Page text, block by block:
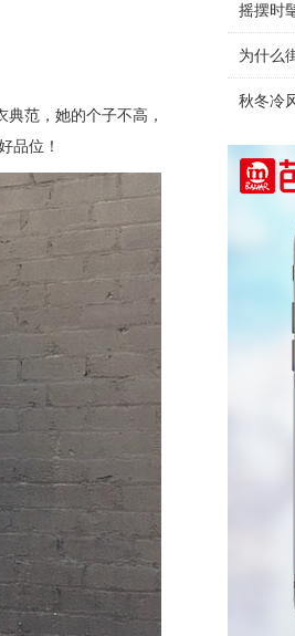
范，她的个子不高，
品位！
摇摆时